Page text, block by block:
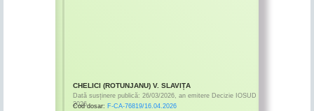
CHELICI (ROTUNJANU) V. SLAVIȚA
Dată susținere publică: 26/03/2026, an emitere Decizie IOSUD
2026
Cod dosar: F-CA-76819/16.04.2026